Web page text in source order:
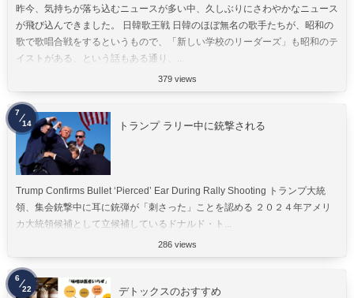
昨今、気持ちが落ち込むニュースが多い中、久しぶりにさわやかなニュース
が飛び込んできました。 日韓歌王戦 日韓のほぼ無名の歌手たちが、昭和の
歌で歌唱合戦をするというもので、「新しい学校のリーダーズ」も昭和のテ
イストがある、という話もある通り、...
379 views
トランプ ラリー中に銃撃される
Trump Confirms Bullet ‘Pierced’ Ear During Rally Shooting トランプ大統
領、集会銃撃中に耳に銃弾が「刺さった」ことを認める ２０２４年アメリ
カ大統領候補として立候補しているドナルド・ト...
286 views
7
14
デトックスのおすすめ
6
22